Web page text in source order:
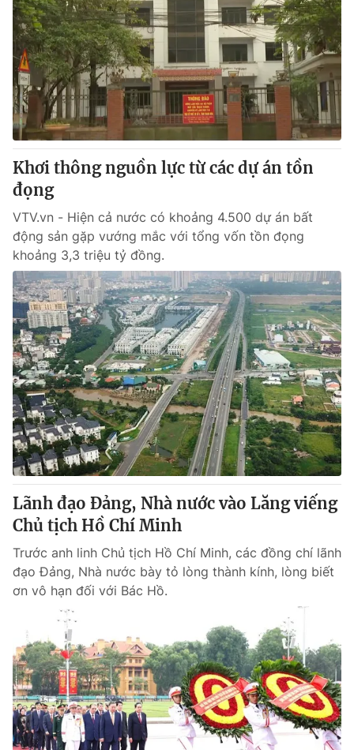
® Cấm sao chép dưới mọi hình thức nếu không có sự chấp
thuận bằng văn bản. Ghi rõ nguồn VTV.vn khi phát hành lại
thông tin từ website này.
Khơi thông nguồn lực từ các dự án tồn
đọng
VTV.vn - Hiện cả nước có khoảng 4.500 dự án bất
động sản gặp vướng mắc với tổng vốn tồn đọng
khoảng 3,3 triệu tỷ đồng.
Lãnh đạo Đảng, Nhà nước vào Lăng viếng
Chủ tịch Hồ Chí Minh
Trước anh linh Chủ tịch Hồ Chí Minh, các đồng chí lãnh
đạo Đảng, Nhà nước bày tỏ lòng thành kính, lòng biết
ơn vô hạn đối với Bác Hồ.